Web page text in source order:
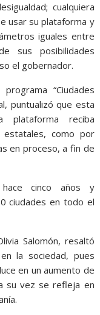
cualquiera
usar su plataforma y
iguales entre
sus posibilidades
el gobernador.
“Ciudades
puntualizó que esta
plataforma reciba
estatales, como por
en proceso, a fin de
cinco años y
ciudades en todo el
Salomón, resaltó
la sociedad, pues
en un aumento de
su vez se refleja en